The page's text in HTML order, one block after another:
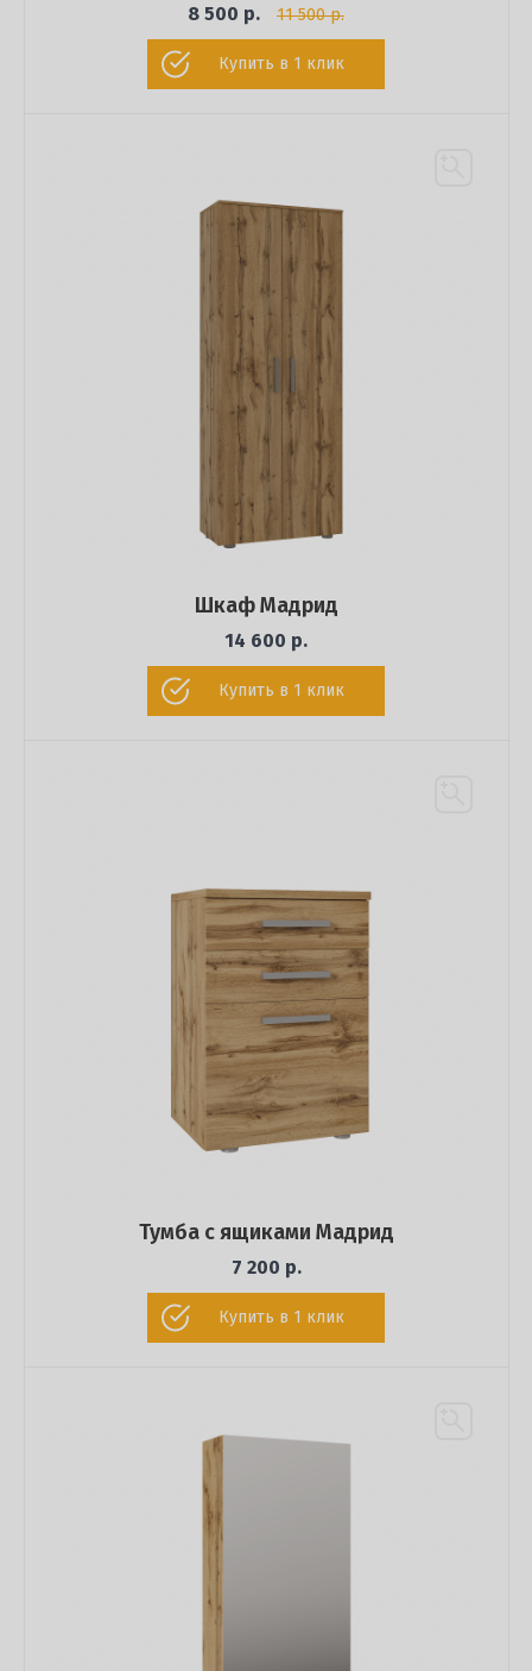
8 500 р. 11 500 р.
Купить в 1 клик
Шкаф Мадрид
14 600 р.
Купить в 1 клик
Тумба с ящиками Мадрид
7 200 р.
Купить в 1 клик